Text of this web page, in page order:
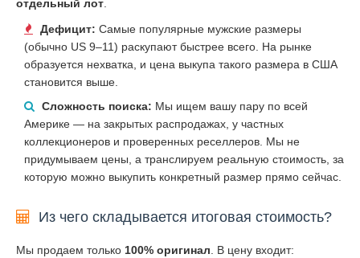
отдельный лот
Дефицит: Самые популярные мужские размеры
(обычно US 9–11) раскупают быстрее всего. На рынке
образуется нехватка, и цена выкупа такого размера в США
становится выше.
Сложность поиска: Мы ищем вашу пару по всей
Америке — на закрытых распродажах, у частных
коллекционеров и проверенных реселлеров. Мы не
придумываем цены, а транслируем реальную стоимость, за
которую можно выкупить конкретный размер прямо сейчас.
Из чего складывается итоговая стоимость?
Мы продаем только 100% оригинал . В цену входит: